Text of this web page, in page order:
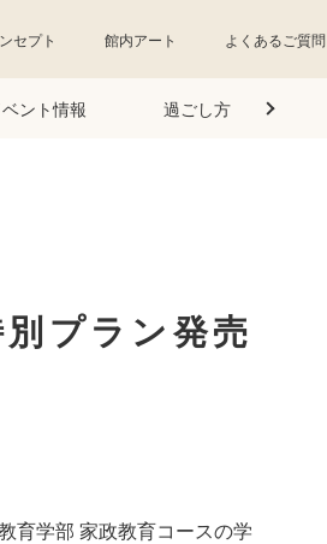
セプト 館内アート よくあるご質問
ント情報 過ごし方
プラン発売
育学部 家政教育コースの学